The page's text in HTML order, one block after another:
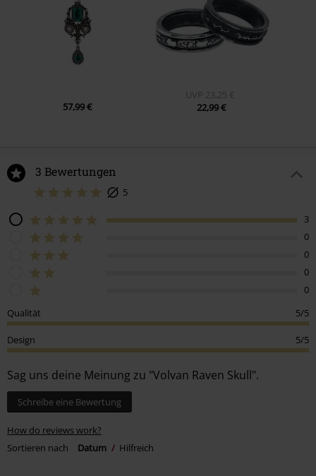
57,99 €
UVP 23,25 €
22,99 €
3 Bewertungen
5
3
0
0
0
0
Qualität
5/5
Design 5/5
Sag uns deine Meinung zu "Volvan Raven Skull".
Schreibe eine Bewertung
How do reviews work?
Sortieren nach
Datum Hilfreich